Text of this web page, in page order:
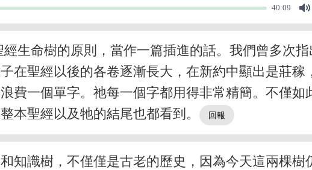
40:09
生命樹的原則，當作一篇插進的話。我們曾多次
在聖經以後的各卷逐漸長大，在新約中顯出是莊
費一個單字。祂每一個字都用得非常精簡。不僅
本聖經以及牠的結尾也都看到。
知識樹，不僅僅是古老的歷史，因為今天這兩棵樹